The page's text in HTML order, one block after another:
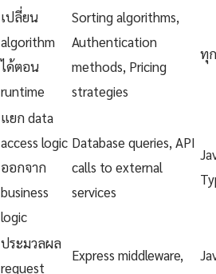
เปลี่ยน
algorithm
ได้ตอน
runtime
Sorting algorithms,
Authentication
methods, Pricing
strategies
ทุ
แยก data
access logic
ออกจาก
business
logic
Database queries, API
calls to external
services
ประมวลผล
request
Express middleware,